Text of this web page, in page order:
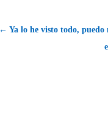
← Ya lo he visto todo,